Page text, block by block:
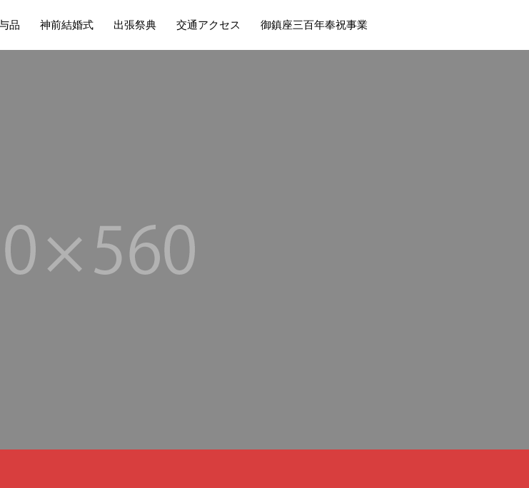
品 神前結婚式 出張祭典 交通アクセス 御鎮座三百年奉祝事業